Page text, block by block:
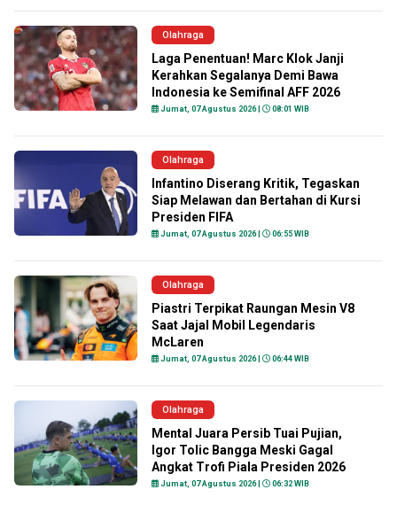
Olahraga
Laga Penentuan! Marc Klok Janji
Kerahkan Segalanya Demi Bawa
Indonesia ke Semifinal AFF 2026
Jumat, 07 Agustus 2026 | 08:01 WIB
Olahraga
Infantino Diserang Kritik, Tegaskan
Siap Melawan dan Bertahan di Kursi
Presiden FIFA
Jumat, 07 Agustus 2026 | 06:55 WIB
Olahraga
Piastri Terpikat Raungan Mesin V8
Saat Jajal Mobil Legendaris
McLaren
Jumat, 07 Agustus 2026 | 06:44 WIB
Olahraga
Mental Juara Persib Tuai Pujian,
Igor Tolic Bangga Meski Gagal
Angkat Trofi Piala Presiden 2026
Jumat, 07 Agustus 2026 | 06:32 WIB